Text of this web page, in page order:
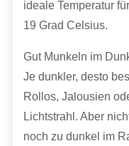
ideale Temperatur
19 Grad Celsius.
Gut Munkeln im
Je dunkler, desto
Rollos, Jalousien
Lichtstrahl. Aber
noch zu dunkel im